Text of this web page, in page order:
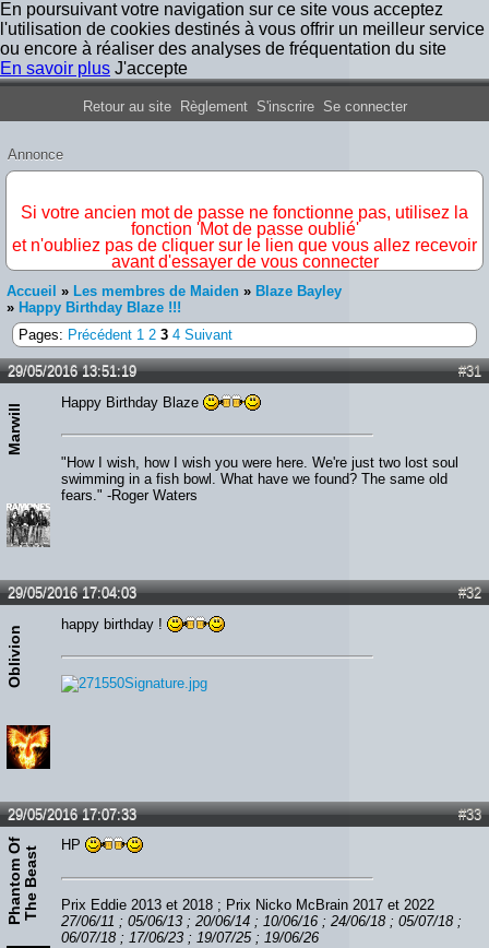
En poursuivant votre navigation sur ce site vous acceptez
l'utilisation de cookies destinés à vous offrir un meilleur service
ou encore à réaliser des analyses de fréquentation du site
En savoir plus J'accepte
Forum Iron Maiden France
Retour au site Règlement S'inscrire Se connecter
Annonce
Si votre ancien mot de passe ne fonctionne pas, utilisez la
fonction 'Mot de passe oublié'
et n'oubliez pas de cliquer sur le lien que vous allez recevoir
avant d'essayer de vous connecter
Accueil » Les membres de Maiden » Blaze Bayley
» Happy Birthday Blaze !!!
Pages: Précédent 1 2 3 4 Suivant
#31
29/05/2016 13:51:19
Marwill
Happy Birthday Blaze
"How I wish, how I wish you were here. We're just two lost soul
swimming in a fish bowl. What have we found? The same old
fears." -Roger Waters
#32
29/05/2016 17:04:03
Oblivion
happy birthday !
#33
29/05/2016 17:07:33
P
h
a
n
t
o
m
O
f
T
h
e
B
e
a
st
HP
Prix Eddie 2013 et 2018 ; Prix Nicko McBrain 2017 et 2022
27/06/11 ; 05/06/13 ; 20/06/14 ; 10/06/16 ; 24/06/18 ; 05/07/18 ;
06/07/18 ; 17/06/23 ; 19/07/25 ; 19/06/26